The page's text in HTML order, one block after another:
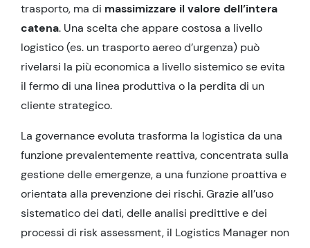
trasporto, ma di massimizzare il valore dell’intera
catena. Una scelta che appare costosa a livello
logistico (es. un trasporto aereo d’urgenza) può
rivelarsi la più economica a livello sistemico se evita
il fermo di una linea produttiva o la perdita di un
cliente strategico.
La governance evoluta trasforma la logistica da una
funzione prevalentemente reattiva, concentrata sulla
gestione delle emergenze, a una funzione proattiva e
orientata alla prevenzione dei rischi. Grazie all’uso
sistematico dei dati, delle analisi predittive e dei
processi di risk assessment, il Logistics Manager non